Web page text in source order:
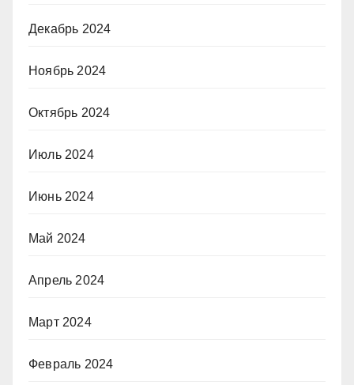
Декабрь 2024
Ноябрь 2024
Октябрь 2024
Июль 2024
Июнь 2024
Май 2024
Апрель 2024
Март 2024
Февраль 2024